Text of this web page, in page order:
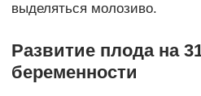
выделяться молозиво.
Развитие плода на
беременности